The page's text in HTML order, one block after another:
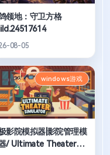
领地：守卫方格
08-05
windows游戏
影院模拟器|影院管理模
/ Ultimate Theater